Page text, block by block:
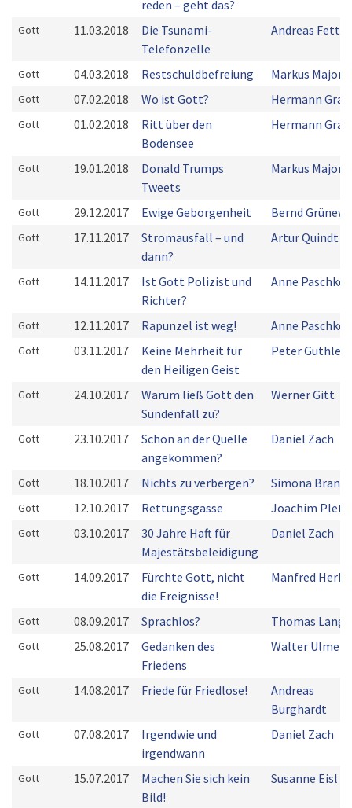
reden – geht das?
Gott 11.03.2018
Die Tsunami-
Telefonzelle
Andreas Fett
Gott 04.03.2018 Restschuldbefreiung Markus
Gott 07.02.2018 Wo ist Gott? Hermann
Gott 01.02.2018
Ritt über den
Bodensee
Hermann
Gott 19.01.2018
Donald Trumps
Tweets
Markus
Gott 29.12.2017 Ewige Geborgenheit Bernd
Gott 17.11.2017
Stromausfall – und
dann?
Artur Quindt
Gott 14.11.2017
Ist Gott Polizist und
Richter?
Anne Paschke
Gott 12.11.2017 Rapunzel ist weg! Anne Paschke
Gott 03.11.2017
Keine Mehrheit für
den Heiligen Geist
Peter Güthler
Gott 24.10.2017
Warum ließ Gott den
Sündenfall zu?
Werner Gitt
Gott 23.10.2017
Schon an der Quelle
angekommen?
Daniel Zach
Gott 18.10.2017 Nichts zu verbergen? Simona Brand
Gott 12.10.2017 Rettungsgasse Joachim
Gott 03.10.2017
30 Jahre Haft für
Majestätsbeleidigung
Daniel Zach
Gott 14.09.2017
Fürchte Gott, nicht
die Ereignisse!
Manfred
Gott 08.09.2017 Sprachlos? Thomas Lange
Gott 25.08.2017
Gedanken des
Friedens
Walter Ulmer
Gott 14.08.2017 Friede für Friedlose!
Andreas
Burghardt
Gott 07.08.2017
Irgendwie und
irgendwann
Daniel Zach
Gott 15.07.2017
Machen Sie sich kein
Bild!
Susanne Eisl